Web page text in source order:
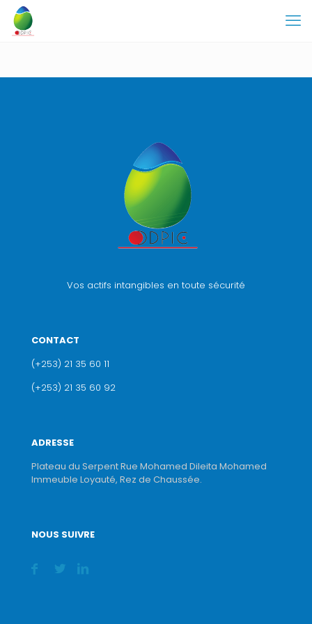
Vos actifs intangibles en toute sécurité
CONTACT
(+253) 21 35 60 11
(+253) 21 35 60 92
ADRESSE
Plateau du Serpent Rue Mohamed Dileita Mohamed
Immeuble Loyauté, Rez de Chaussée.
NOUS SUIVRE